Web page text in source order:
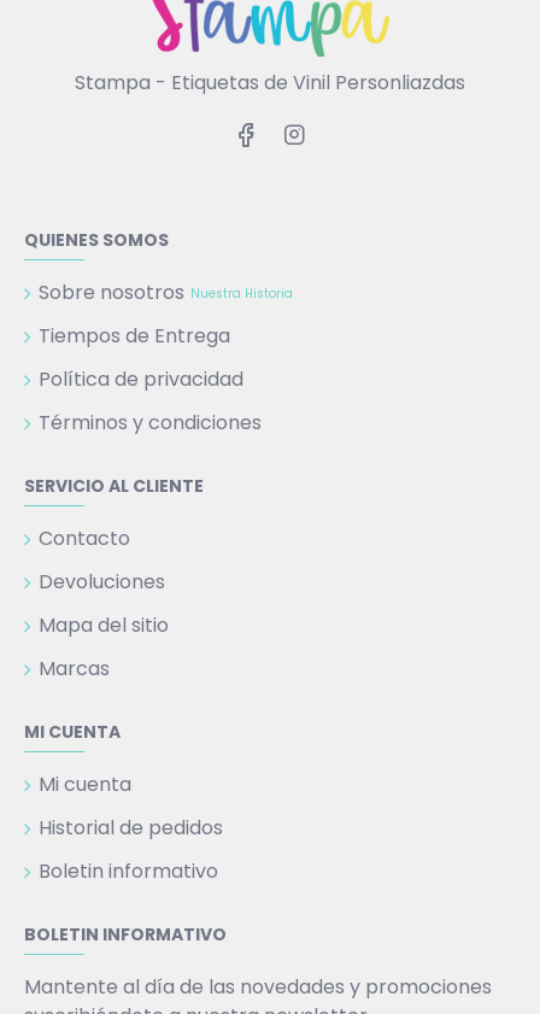
Stampa - Etiquetas de Vinil Personliazdas
QUIENES SOMOS
Sobre nosotros Nuestra Historia
Tiempos de Entrega
Política de privacidad
Términos y condiciones
SERVICIO AL CLIENTE
Contacto
Devoluciones
Mapa del sitio
Marcas
MI CUENTA
Mi cuenta
Historial de pedidos
Boletin informativo
BOLETIN INFORMATIVO
Mantente al día de las novedades y promociones